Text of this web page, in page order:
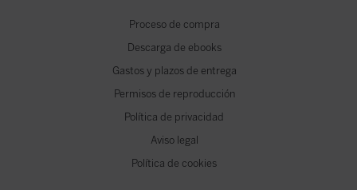
Proceso de compra
Descarga de ebooks
Gastos y plazos de entrega
Permisos de reproducción
Política de privacidad
Aviso legal
Política de cookies